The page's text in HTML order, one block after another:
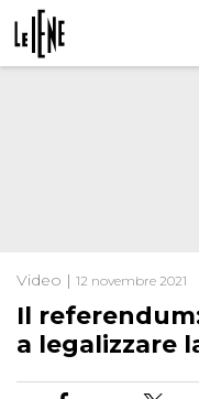
Video | 12 novembre 2021
Il
a legalizzare